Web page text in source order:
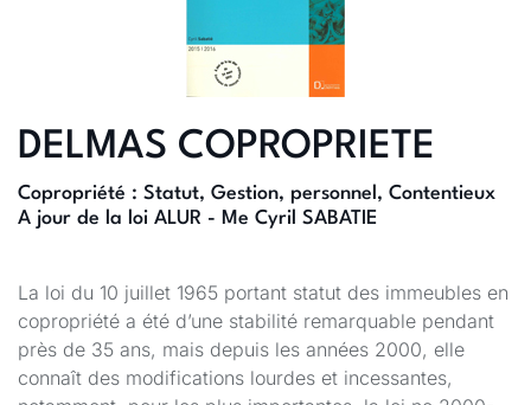
DELMAS COPROPRIETE
Copropriété : Statut, Gestion, personnel, Contentieux
A jour de la loi ALUR - Me Cyril SABATIE
La loi du 10 juillet 1965 portant statut des immeubles en
copropriété a été d’une stabilité remarquable pendant
près de 35 ans, mais depuis les années 2000, elle
connaît des modifications lourdes et incessantes,